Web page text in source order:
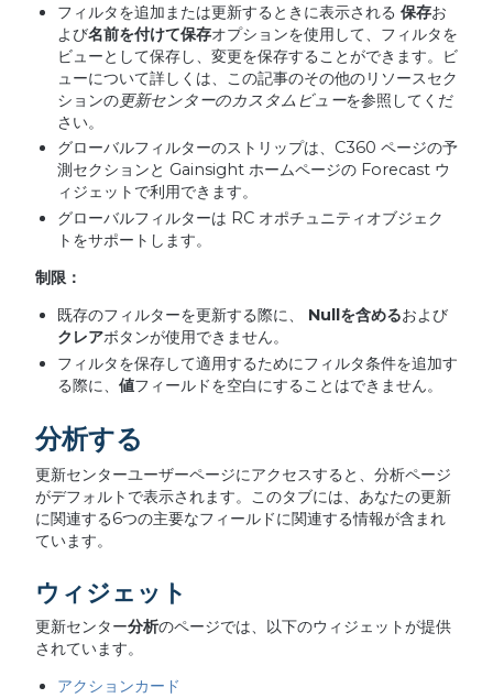
フィルタを追加または更新するときに表示される 保存お
よび名前を付けて保存オプションを使用して、フィルタを
ビューとして保存し、変更を保存することができます。ビ
ューについて詳しくは、この記事のその他のリソースセク
ションの更新センターのカスタムビューを参照してくだ
さい。
グローバルフィルターのストリップは、C360 ページの予
測セクションと Gainsight ホームページの Forecast ウ
ィジェットで利用できます。
グローバルフィルターは RC オポチュニティオブジェク
トをサポートします。
制限：
既存のフィルターを更新する際に、
Null を含めるおよび
クレアボタンが使用できません。
フィルタを保存して適用するためにフィルタ条件を追加す
る際に、 値フィールドを空白にすることはできません。
分析する
更新センターユーザーページにアクセスすると、分析ページ
がデフォルトで表示されます。このタブには、あなたの更新
に関連する6つの主要なフィールドに関連する情報が含まれ
ています。
ウィジェット
更新センター分析のページでは、以下のウィジェットが提供
されています。
アクションカード